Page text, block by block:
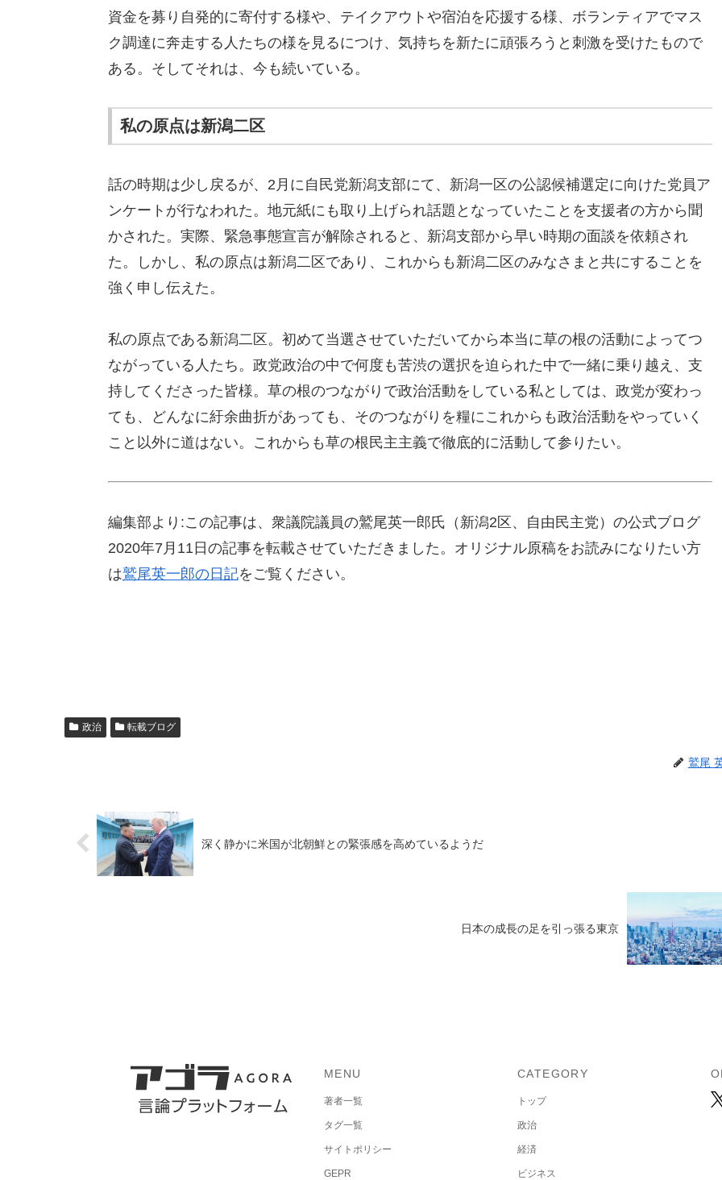
資金を募り自発的に寄付する様や、テイクアウトや宿泊を応援する様、ボランティアでマス
ク調達に奔走する人たちの様を見るにつけ、気持ちを新たに頑張ろうと刺激を受けたもので
ある。そしてそれは、今も続いている。
私の原点は新潟二区
話の時期は少し戻るが、2月に自民党新潟支部にて、新潟一区の公認候補選定に向けた党員ア
ンケートが行なわれた。地元紙にも取り上げられ話題となっていたことを支援者の方から聞
かされた。実際、緊急事態宣言が解除されると、新潟支部から早い時期の面談を依頼され
た。しかし、私の原点は新潟二区であり、これからも新潟二区のみなさまと共にすることを
強く申し伝えた。
私の原点である新潟二区。初めて当選させていただいてから本当に草の根の活動によってつ
ながっている人たち。政党政治の中で何度も苦渋の選択を迫られた中で一緒に乗り越え、支
持してくださった皆様。草の根のつながりで政治活動をしている私としては、政党が変わっ
ても、どんなに紆余曲折があっても、そのつながりを糧にこれからも政治活動をやっていく
こと以外に道はない。これからも草の根民主主義で徹底的に活動して参りたい。
編集部より:この記事は、衆議院議員の鷲尾英一郎氏（新潟2区、自由民主党）の公式ブログ
2020年7月11日の記事を転載させていただきました。オリジナル原稿をお読みになりたい方
は鷲尾英一郎の日記をご覧ください。
政治 転載ブログ
鷲尾
深く静かに米国が北朝鮮との緊張感を高めているようだ
日本の成長の足を引っ張る東京
MENU
著者一覧
タグ一覧
サイトポリシー
GEPR
CATEGORY
トップ
政治
経済
ビジネス